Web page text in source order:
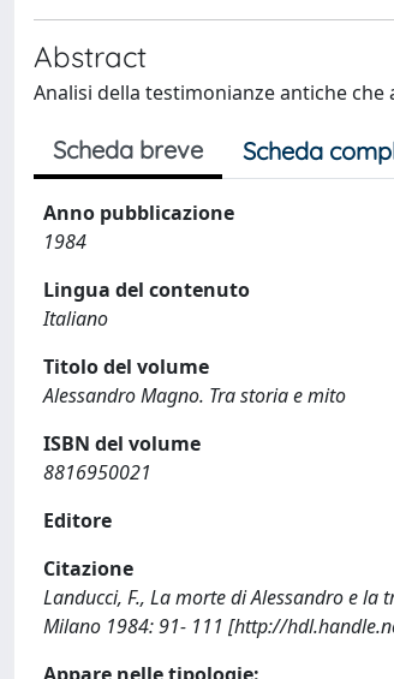
Abstract
Analisi della testimonianze antiche
Scheda breve Scheda
Anno pubblicazione
1984
Lingua del contenuto
Italiano
Titolo del volume
Alessandro Magno. Tra storia e mito
ISBN del volume
8816950021
Editore
Citazione
Landucci, F., La morte di Alessandro e la
Milano 1984: 91- 111 [http://